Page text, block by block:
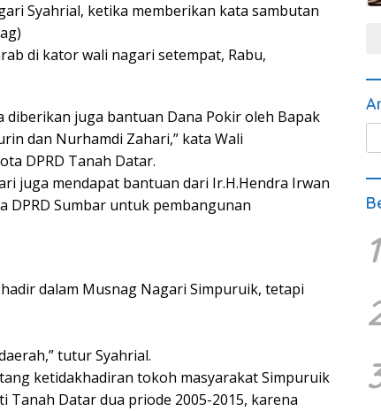
Syahrial, ketika memberikan kata sambutan
di kator wali nagari setempat, Rabu,
diberikan juga bantuan Dana Pokir oleh Bapak
dan Nurhamdi Zahari,” kata Wali
DPRD Tanah Datar.
juga mendapat bantuan dari Ir.H.Hendra Irwan
DPRD Sumbar untuk pembangunan
dalam Musnag Nagari Simpuruik, tetapi
tutur Syahrial.
ketidakhadiran tokoh masyarakat Simpuruik
Tanah Datar dua priode 2005-2015, karena
1